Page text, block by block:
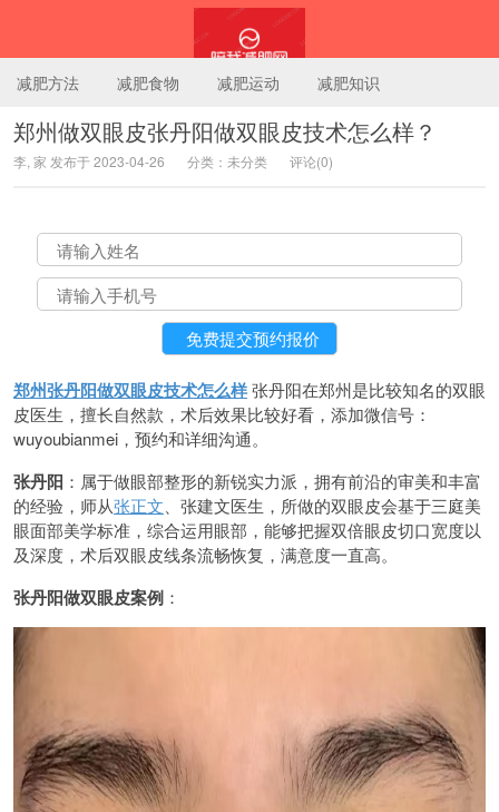
陪我减肥网
减肥方法 减肥食物 减肥运动 减肥知识
郑州做双眼皮张丹阳做双眼皮技术怎么样？
李, 家 发布于 2023-04-26 分类：未分类 评论(0)
郑州张丹阳做双眼皮技术怎么样张丹阳在郑州是比较知名的双眼
皮医生，擅长自然款，术后效果比较好看，添加微信号：
wuyoubianmei，预约和详细沟通。
张丹阳 ：属于做眼部整形的新锐实力派，拥有前沿的审美和丰富
的经验，师从张正文 、张建文医生，所做的双眼皮会基于三庭美
眼面部美学标准，综合运用眼部，能够把握双倍眼皮切口宽度以
及深度，术后双眼皮线条流畅恢复，满意度一直高。
张丹阳做双眼皮案例 ：